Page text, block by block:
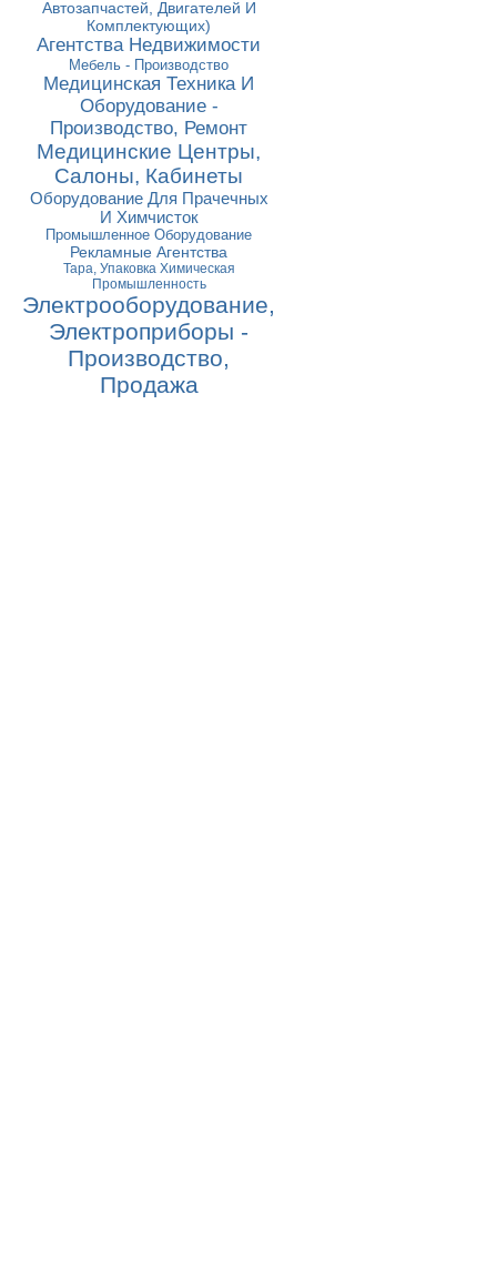
Автозапчастей, Двигателей И
Комплектующих)
Агентства Недвижимости
Мебель - Производство
Медицинская Техника И
Оборудование -
Производство, Ремонт
Медицинские Центры,
Салоны, Кабинеты
Оборудование Для Прачечных
И Химчисток
Промышленное Оборудование
Рекламные Агентства
Тара, Упаковка Химическая
Промышленность
Электрооборудование,
Электроприборы -
Производство,
Продажа